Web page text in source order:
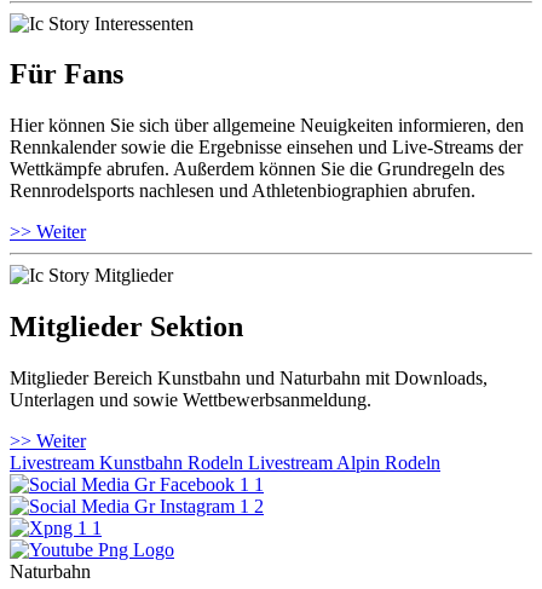
Für Fans
Hier können Sie sich über allgemeine Neuigkeiten informieren, den
Rennkalender sowie die Ergebnisse einsehen und Live-Streams der
Wettkämpfe abrufen. Außerdem können Sie die Grundregeln des
Rennrodelsports nachlesen und Athletenbiographien abrufen.
>> Weiter
Mitglieder Sektion
Mitglieder Bereich Kunstbahn und Naturbahn mit Downloads,
Unterlagen und sowie Wettbewerbsanmeldung.
>> Weiter
Livestream Kunstbahn Rodeln Livestream Alpin Rodeln
Naturbahn